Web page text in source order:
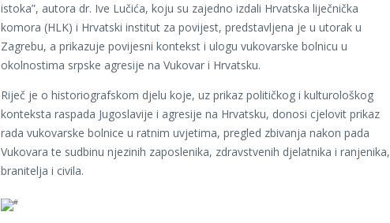
istoka”, autora dr. Ive Lučića, koju su zajedno izdali Hrvatska liječnička
komora (HLK) i Hrvatski institut za povijest, predstavljena je u utorak u
Zagrebu, a prikazuje povijesni kontekst i ulogu vukovarske bolnicu u
okolnostima srpske agresije na Vukovar i Hrvatsku.
Riječ je o historiografskom djelu koje, uz prikaz političkog i kulturološkog
konteksta raspada Jugoslavije i agresije na Hrvatsku, donosi cjelovit prikaz
rada vukovarske bolnice u ratnim uvjetima, pregled zbivanja nakon pada
Vukovara te sudbinu njezinih zaposlenika, zdravstvenih djelatnika i ranjenika,
branitelja i civila.